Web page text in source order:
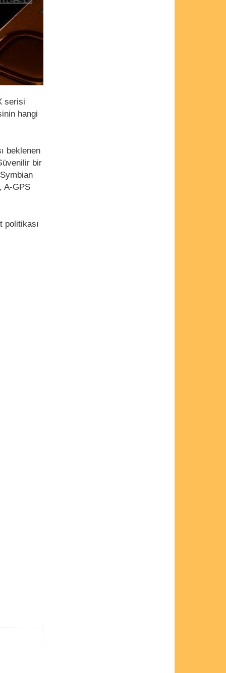
serisi
hangi
beklenen
bir
A-GPS
politikası